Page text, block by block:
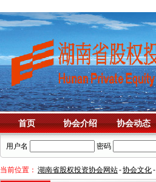
首页 协会介绍 协会动态
用户名 密码
当前位置： 湖南省股权投资协会网站-协会文化-